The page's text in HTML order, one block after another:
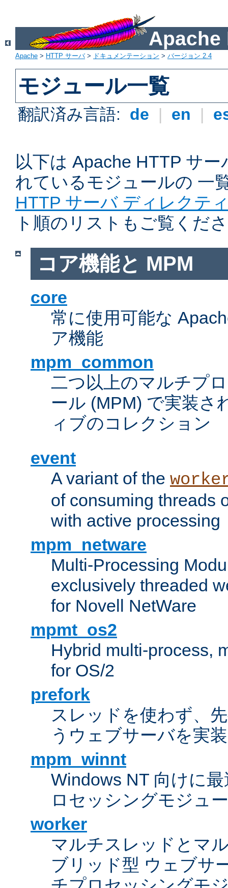
Apache
Apache > HTTP サーバ> ドキュメンテーション > バージョン 2.4
モジュール一覧
翻訳済み言語: de | en |
以下は Apache HTTP サ
れているモジュールの 一
HTTP サーバ ディレクテ
ト順のリストもご覧くだ
コア機能と MPM
core
常に使用可能な
ア機能
mpm_common
二つ以上のマルチプ
ール (MPM) で実装さ
ィブのコレクション
event
A variant of the
of consuming threads
with active processing
mpm_netware
Multi-Processing
exclusively threaded
for Novell NetWare
mpmt_os2
Hybrid multi-process,
for OS/2
prefork
スレッドを使わず、
うウェブサーバを実装
mpm_winnt
Windows NT 向けに
ロセッシングモジュ
worker
マルチスレッドとマ
ブリッド型 ウェブサ